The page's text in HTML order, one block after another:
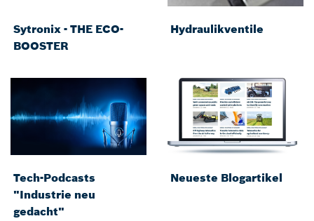
Sytronix - THE ECO-
BOOSTER
Hydraulikventile
Tech-Podcasts
"Industrie neu
gedacht"
Neueste Blogartikel